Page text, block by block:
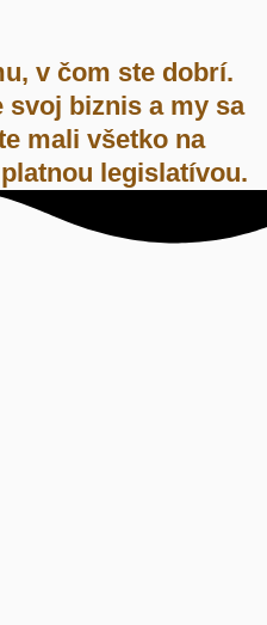
v čom ste dobrí.
svoj biznis a my sa
mali všetko na
legislatívou.